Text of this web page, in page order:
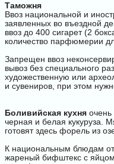
Таможня
Ввоз национальной и
заявленных во въездной
ввоз до 400 сигарет (2
количество парфюмерии
Запрещен ввоз
вывоз без специального
художественную или
и сувениров, при этом
Боливийская кухня очень
черная и белая кукуруза.
готовят здесь форель из
К национальным блюдам
жареный бифштекс с